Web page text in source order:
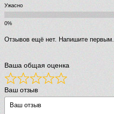
Ужасно
Отзывов ещё нет. Напишите первым.
Ваша общая оценка
Ваш отзыв